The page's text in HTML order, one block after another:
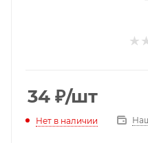
34 ₽/шт
Нет в наличии